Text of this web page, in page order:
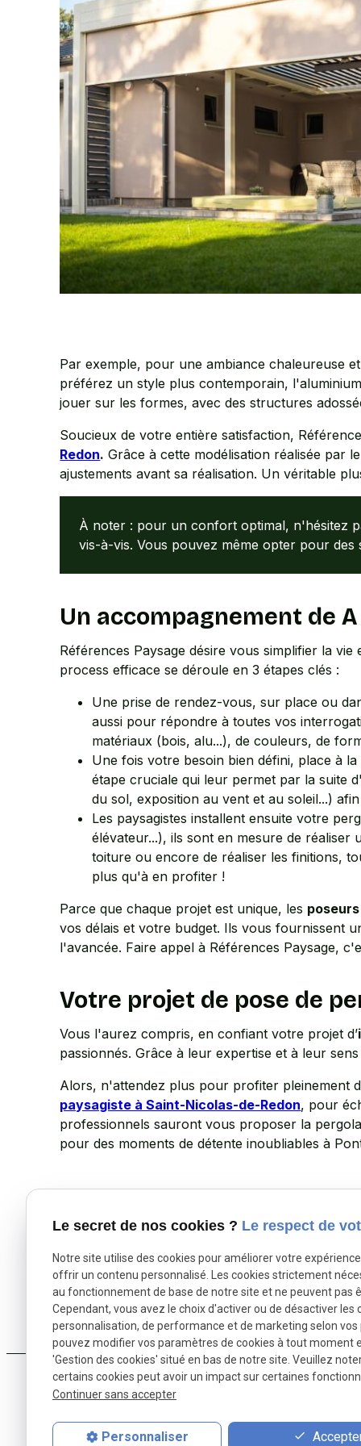
Par exemple, pour une ambiance chaleureuse
préférez un style plus contemporain,
jouer sur les formes, avec des structures
Soucieux de votre entière satisfaction,
Redon. Grâce à cette modélisation réalisée par
ajustements avant sa réalisation. Un véritable
À noter : pour un confort optimal, n'hésitez
vis-à-vis. Vous pouvez même opter pour
Un accompagnement de
Références Paysage désire vous simplifier la
process efficace se déroule en 3 étapes clés :
Une prise de rendez-vous, sur place ou
aussi pour répondre à toutes vos
matériaux (bois, alu...), de couleurs, de
Une fois votre besoin bien défini, place à
étape cruciale qui leur permet par la suite
du sol, exposition au vent et au soleil...)
Les paysagistes installent ensuite votre
élévateur...), ils sont en mesure de
toiture ou encore de réaliser les finitions,
plus qu'à en profiter !
Parce que chaque projet est unique, les
vos délais et votre budget. Ils vous fournissent
l'avancée. Faire appel à Références Paysage,
Votre projet de pose de
Vous l'aurez compris, en confiant votre projet d’
passionnés. Grâce à leur expertise et à leur
Alors, n'attendez plus pour profiter pleinement
paysagiste à Saint-Nicolas-de-Redon, pour
professionnels sauront vous proposer la
pour des moments de détente inoubliables à
Qui
Le secret de nos cookies ? Le respect de
Notre site utilise des cookies pour améliorer votre
offrir un contenu personnalisé. Les cookies strictement
au fonctionnement de base de notre site et ne peuvent pas
Cependant, vous avez le choix d'activer ou de désactiver les
personnalisation, de performance et de marketing selon vos
pouvez modifier vos paramètres de cookies à tout moment
'Gestion des cookies' situé en bas de notre site. Veuillez
certains cookies peut avoir un impact sur certaines
Continuer sans accepter
Personnaliser